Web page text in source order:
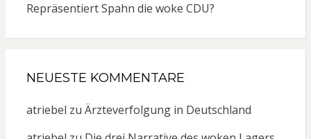
Repräsentiert Spahn die woke CDU?
NEUESTE KOMMENTARE
atriebel zu Ärzteverfolgung in Deutschland